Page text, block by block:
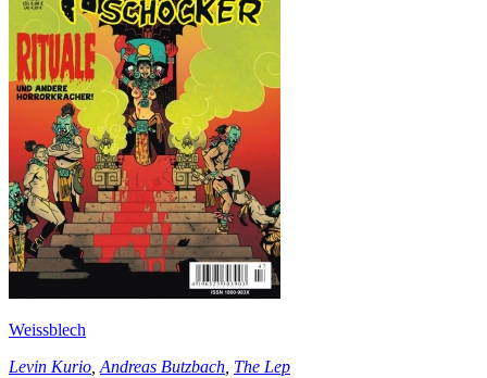
Weissblech
Levin Kurio Andreas Butzbach The Lep